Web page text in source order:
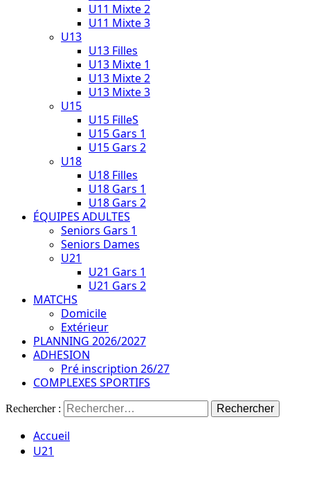
U11 Mixte 2
U11 Mixte 3
U13
U13 Filles
U13 Mixte 1
U13 Mixte 2
U13 Mixte 3
U15
U15 FilleS
U15 Gars 1
U15 Gars 2
U18
U18 Filles
U18 Gars 1
U18 Gars 2
ÉQUIPES ADULTES
Seniors Gars 1
Seniors Dames
U21
U21 Gars 1
U21 Gars 2
MATCHS
Domicile
Extérieur
PLANNING 2026/2027
ADHESION
Pré inscription 26/27
COMPLEXES SPORTIFS
Rechercher :
Accueil
U21